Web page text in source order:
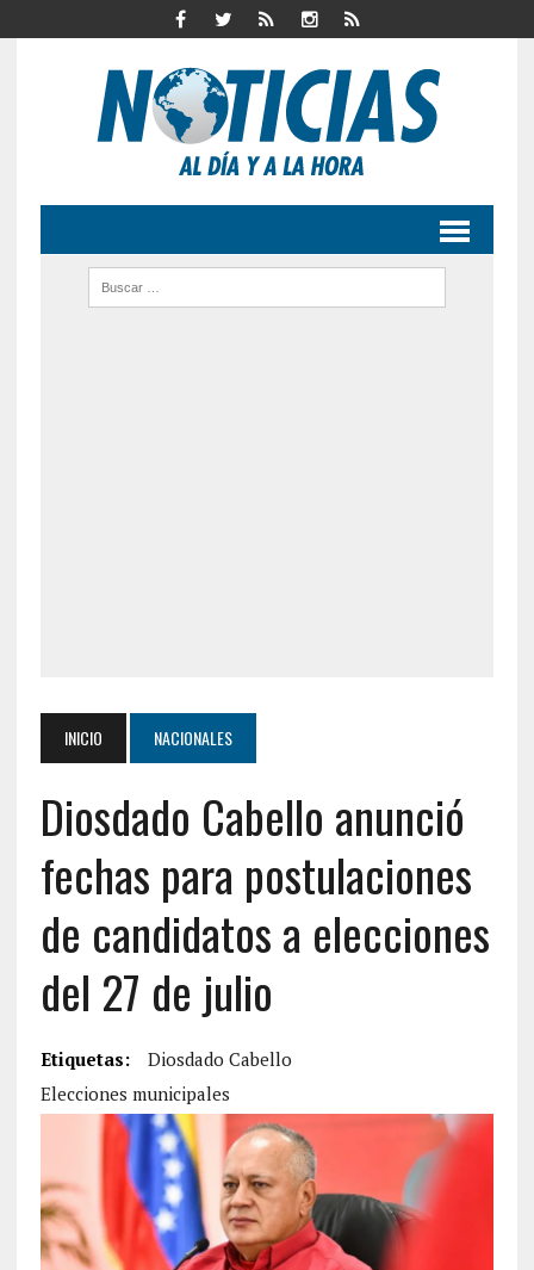
INICIO NACIONALES
Diosdado Cabello anunció
fechas para postulaciones
de candidatos a elecciones
del 27 de julio
Etiquetas:
Diosdado Cabello
Elecciones municipales